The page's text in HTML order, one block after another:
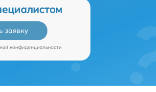
заявку
конфиденциальности